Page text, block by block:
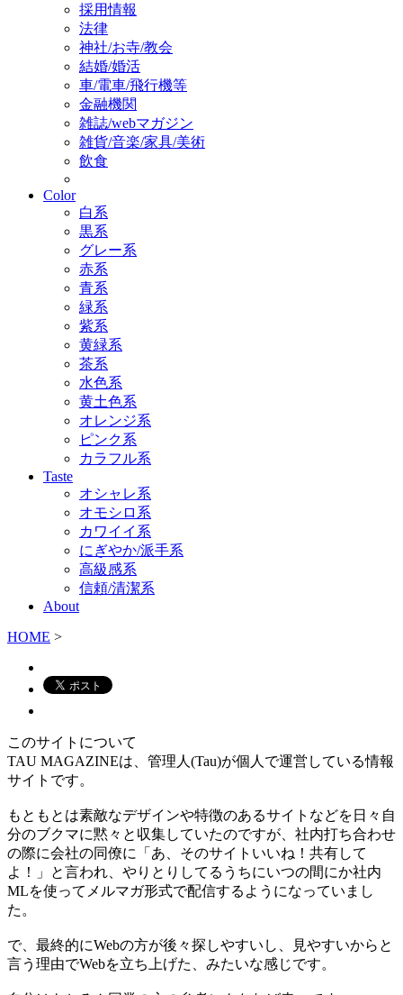
採用情報
法律
神社/お寺/教会
結婚/婚活
車/電車/飛行機等
金融機関
雑誌/webマガジン
雑貨/音楽/家具/美術
飲食
Color
白系
黒系
グレー系
赤系
青系
緑系
紫系
黄緑系
茶系
水色系
黄土色系
オレンジ系
ピンク系
カラフル系
Taste
オシャレ系
オモシロ系
カワイイ系
にぎやか/派手系
高級感系
信頼/清潔系
About
HOME >
このサイトについて
TAU MAGAZINEは、管理人(Tau)が個人で運営している情報
サイトです。
もともとは素敵なデザインや特徴のあるサイトなどを日々自
分のブクマに黙々と収集していたのですが、社内打ち合わせ
の際に会社の同僚に「あ、そのサイトいいね！共有して
よ！」と言われ、やりとりしてるうちにいつの間にか社内
MLを使ってメルマガ形式で配信するようになっていまし
た。
で、最終的にWebの方が後々探しやすいし、見やすいからと
言う理由でWebを立ち上げた、みたいな感じです。